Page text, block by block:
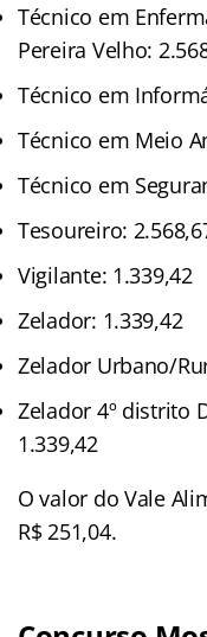
Técnico em
Pereira Velho:
Técnico em
Técnico em Meio
Técnico em
Tesoureiro:
Vigilante: 1.339,42
Zelador: 1.339,42
Zelador Urbano/
Zelador 4º distrito
1.339,42
O valor do Vale
R$ 251,04.